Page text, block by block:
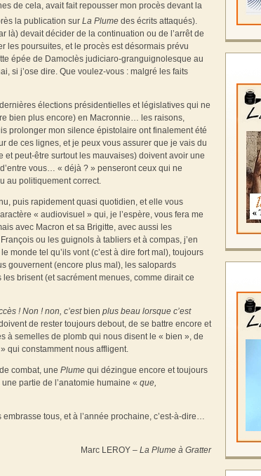
de cela, avait fait repousser mon procès devant la
la publication sur La Plume des écrits attaqués).
là) devait décider de la continuation ou de l’arrêt de
les poursuites, et le procès est désormais prévu
épée de Damoclès judiciaro-granguignolesque au
si j’ose dire. Que voulez-vous : malgré les faits
élections présidentielles et législatives qui ne
bien plus encore) en Macronnie… les raisons,
prolonger mon silence épistolaire ont finalement été
de ces lignes, et je peux vous assurer que je vais du
peut-être surtout les mauvaises) doivent avoir une
vous… « déjà ? » penseront ceux qui ne
au politiquement correct.
puis rapidement quasi quotidien, et elle vous
« audiovisuel » qui, je l’espère, vous fera me
avec Macron et sa Brigitte, avec aussi les
ou les guignols à tabliers et à compas, j’en
monde tel qu’ils vont (c’est à dire fort mal), toujours
gouvernent (encore plus mal), les salopards
brisent (et sacrément menues, comme dirait ce
! Non ! non, c’estbien plus beau lorsque c’est
de rester toujours debout, de se battre encore et
à semelles de plomb qui nous disent le « bien », de
qui constamment nous affligent.
combat, une Plume qui dézingue encore et toujours
partie de l’anatomie humaine « que,
tous, et à l’année prochaine, c’est-à-dire…
Marc LEROY – La Plume à Gratter